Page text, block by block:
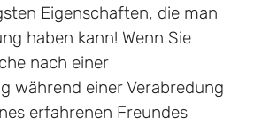
Eigenschaften, die man
haben kann! Wenn Sie
nach einer
während einer Verabredung
erfahrenen Freundes